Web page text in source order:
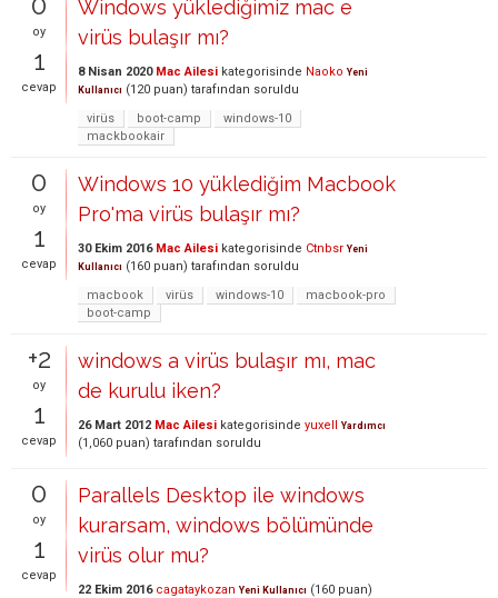
oy
1
cevap
Windows yüklediğimiz mac e
virüs bulaşır mı?
8 Nisan 2020 Mac Ailesi kategorisinde Naoko Yeni
Kullanıcı (120 puan) tarafından soruldu
virüs
boot-camp
windows-10
mackbookair
0
oy
1
cevap
Windows 10 yüklediğim Macbook
Pro'ma virüs bulaşır mı?
30 Ekim 2016 Mac Ailesi kategorisinde Ctnbsr Yeni
Kullanıcı (160 puan) tarafından soruldu
macbook
virüs windows-10
macbook-pro
boot-camp
+2
oy
1
cevap
windows a virüs bulaşır mı, mac
de kurulu iken?
26 Mart 2012 Mac Ailesi kategorisinde yuxell Yardımcı
(1,060 puan) tarafından soruldu
0
oy
1
cevap
Parallels Desktop ile windows
kurarsam, windows bölümünde
virüs olur mu?
22 Ekim 2016 cagataykozan Yeni Kullanıcı (160 puan)